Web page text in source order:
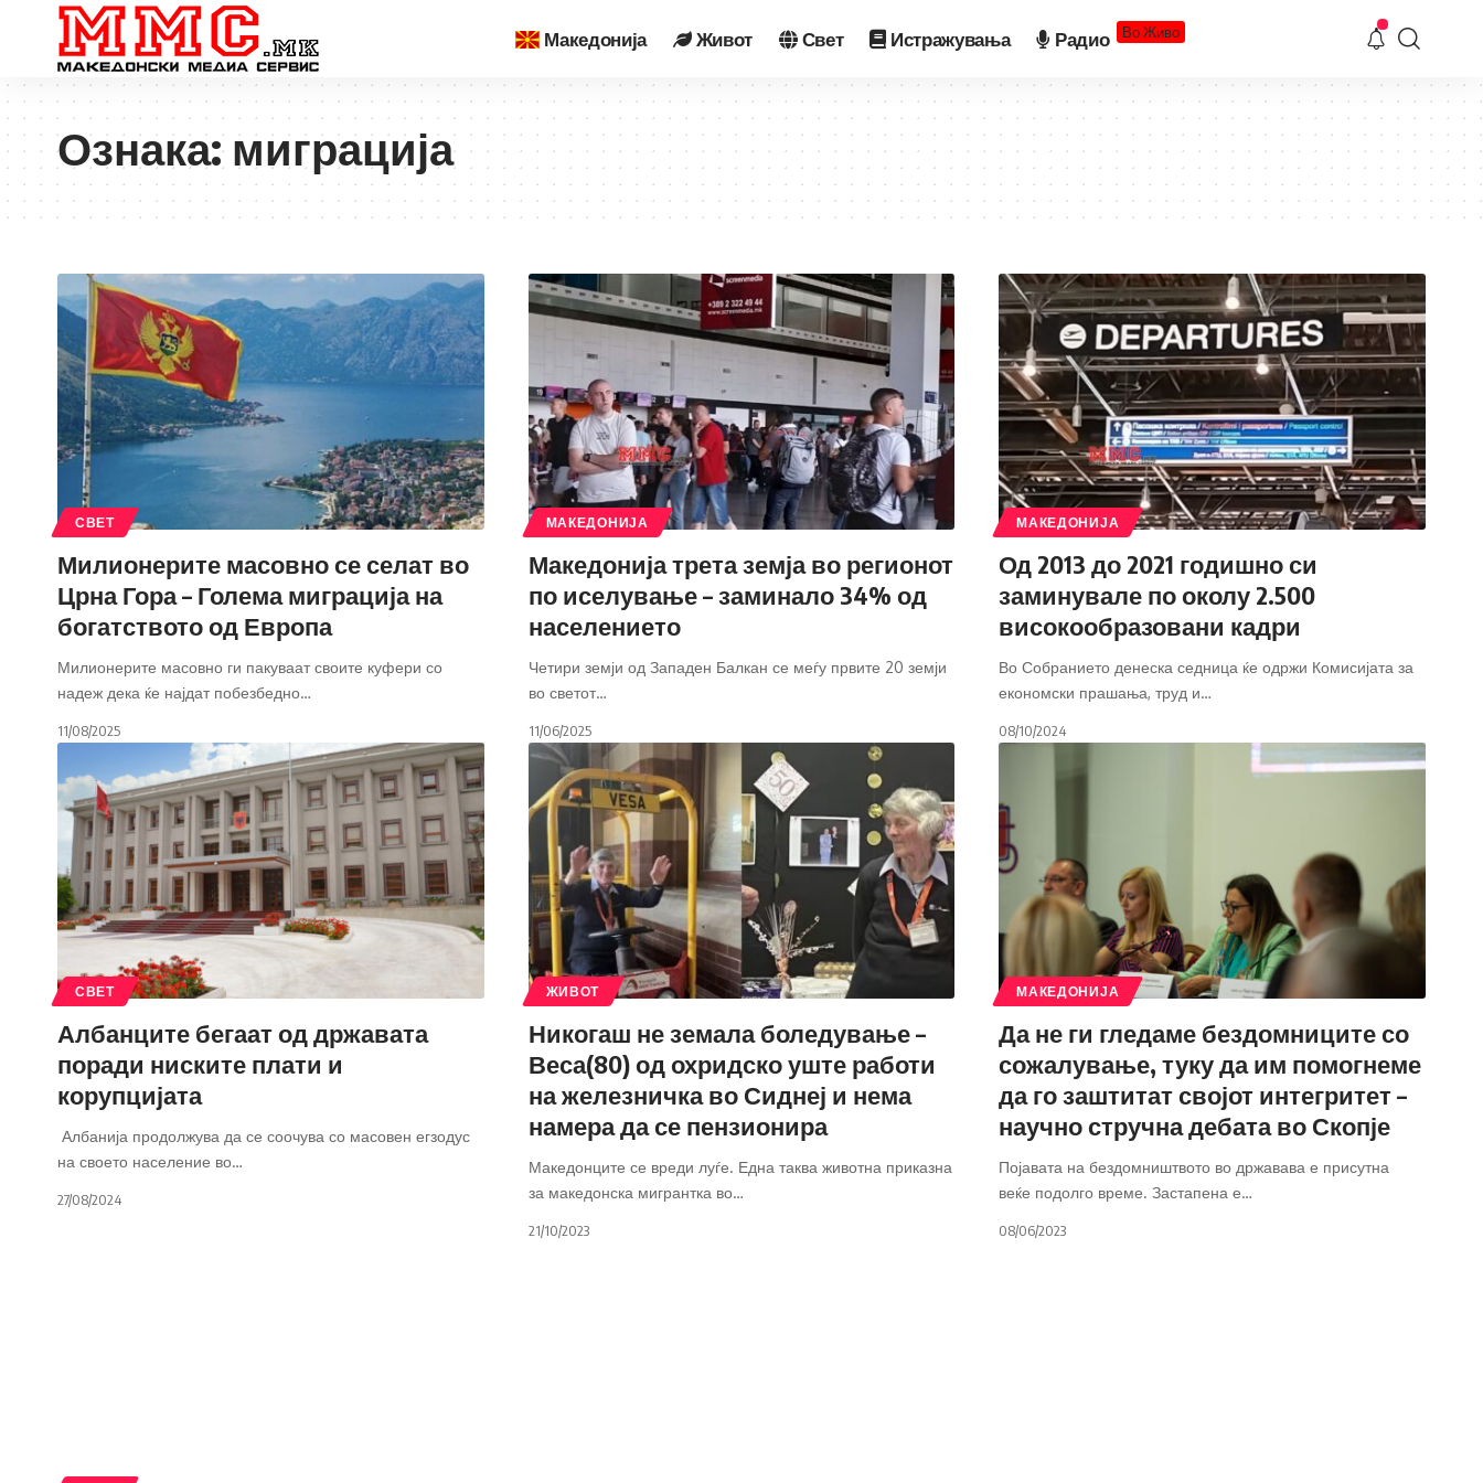
Македонија Живот Свет Истражувања Радио Во Живо
Ознака:миграција
СВЕТ
Милионерите масовно се селат во
Црна Гора – Голема миграција на
богатството од Европа
Милионерите масовно ги пакуваат своите куфери со
надеж дека ќе најдат побезбедно…
11/08/2025
МАКЕДОНИЈА
Македонија трета земја во регионот
по иселување – заминало 34% од
населението
Четири земји од Западен Балкан се меѓу првите 20 земји
во светот…
11/06/2025
МАКЕДОНИЈА
Од 2013 до 2021 годишно си
заминувале по околу 2.500
високообразовани кадри
Во Собранието денеска седница ќе одржи Комисијата за
економски прашања, труд и…
08/10/2024
СВЕТ
Албанците бегаат од државата
поради ниските плати и
корупцијата
Албанија продолжува да се соочува со масовен егзодус
на своето население во…
27/08/2024
ЖИВОТ
Никогаш не земала боледување –
Веса(80) од охридско уште работи
на железничка во Сиднеј и нема
намера да се пензионира
Македонците се вреди луѓе. Една таква животна приказна
за македонска мигрантка во…
21/10/2023
МАКЕДОНИЈА
Да не ги гледаме бездомниците со
сожалување, туку да им помогнеме
да го заштитат својот интегритет –
научно стручна дебата во Скопје
Појавата на бездомништвото во државава е присутна
веќе подолго време. Застапена е…
08/06/2023